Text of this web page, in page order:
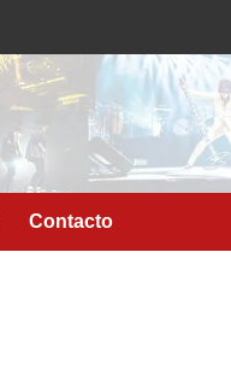
Contacto